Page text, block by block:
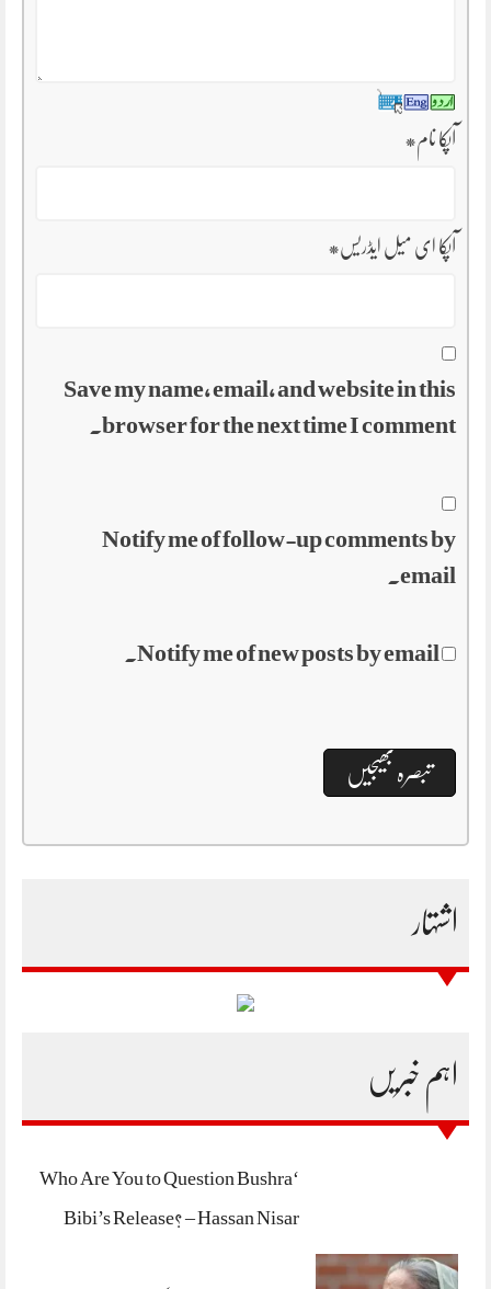
آپکا نام*
آپکا ای میل ایڈریس*
Save my name, email, and website in this
browser for the next time I comment.
Notify me of follow-up comments by
email.
Notify me of new posts by email.
اشتہار
اہم خبریں
‘Who Are You to Question Bushra
Bibi’s Release? – Hassan Nisar